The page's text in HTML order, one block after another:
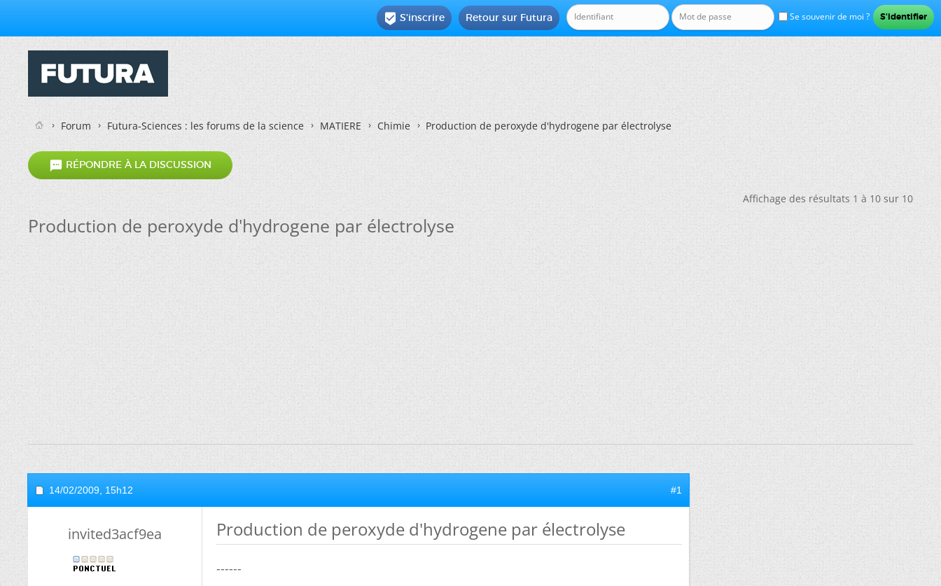
Se souvenir de moi ?
Retour sur Futura
 S'inscrire
Forum Futura-Sciences : les forums de la science MATIERE Chimie Production de peroxyde d'hydrogene par électrolyse
 RÉPONDRE À LA DISCUSSION
Affichage des résultats 1 à 10 sur 10
Production de peroxyde d'hydrogene par électrolyse
14/02/2009, 15h12 #1
invited3acf9ea Production de peroxyde d'hydrogene par électrolyse
------